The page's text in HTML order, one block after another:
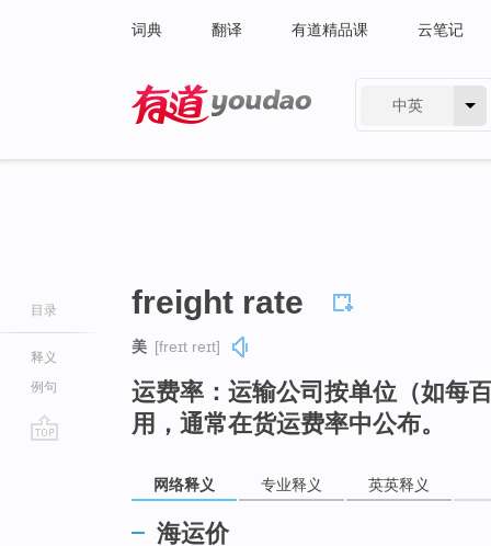
词典 翻译 有道精品课 云笔记
中英
目录
释义
例句
freight rate
美 [freɪt reɪt]
运费率：运输公司按单位（如每
用，通常在货运费率中公布。
网络释义 专业释义 英英释义
海运价